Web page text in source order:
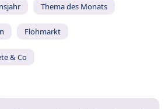
Thema des Monats
Flohmarkt
& Co